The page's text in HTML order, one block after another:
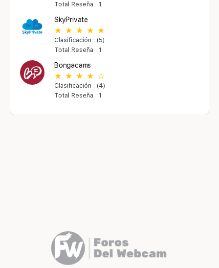
Total Reseña : 1
SkyPrivate
Clasificación : (5)
Total Reseña : 1
Bongacams
Clasificación : (4)
Total Reseña : 1